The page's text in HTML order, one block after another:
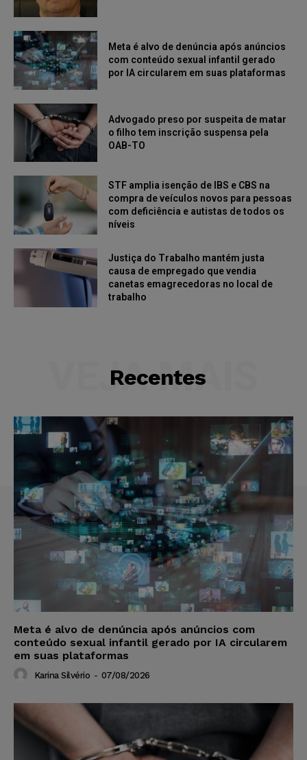
Meta é alvo de denúncia após anúncios
com conteúdo sexual infantil gerado
por IA circularem em suas plataformas
Advogado preso por suspeita de matar
o filho tem inscrição suspensa pela
OAB-TO
STF amplia isenção de IBS e CBS na
compra de veículos novos para pessoas
com deficiência e autistas de todos os
níveis
Justiça do Trabalho mantém justa
causa de empregado que vendia
canetas emagrecedoras no local de
trabalho
Recentes
VEJA MAIS
Meta é alvo de denúncia após anúncios com
conteúdo sexual infantil gerado por IA circularem
em suas plataformas
Karina Silvério - 07/08/2026